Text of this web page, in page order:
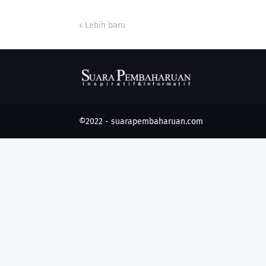
Lebih baru
©2022 - suarapembaharuan.com